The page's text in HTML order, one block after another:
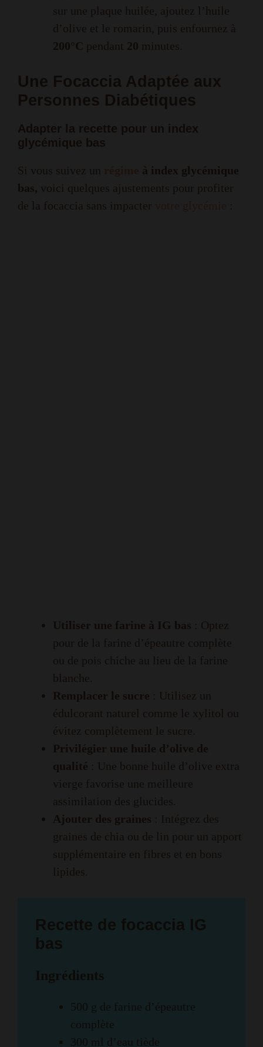
sur une plaque huilée, ajoutez l’huile
d’olive et le romarin, puis enfournez à
200°C pendant 20 minutes.
Une Focaccia Adaptée aux
Personnes Diabétiques
Adapter la recette pour un index
glycémique bas
Si vous suivez un
à index glycémique
bas, voici quelques ajustements pour profiter
de la focaccia sans impacter
Utiliser une farine à IG bas : Optez
pour de la farine d’épeautre complète
ou de pois chiche au lieu de la farine
blanche.
Remplacer le sucre : Utilisez un
édulcorant naturel comme le xylitol ou
évitez complètement le sucre.
Privilégier une huile d’olive de
qualité : Une bonne huile d’olive extra
vierge favorise une meilleure
assimilation des glucides.
Ajouter des graines : Intégrez des
graines de chia ou de lin pour un apport
supplémentaire en fibres et en bons
lipides.
Recette de focaccia IG
bas
Ingrédients
500 g de farine d’épeautre
complète
300 ml d’eau tiède